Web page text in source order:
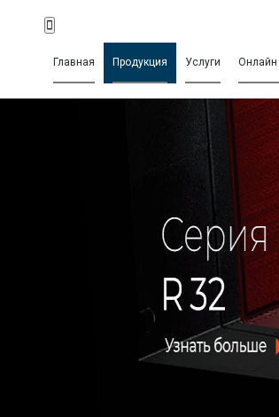
Главная Продукция Услуги Онлайн